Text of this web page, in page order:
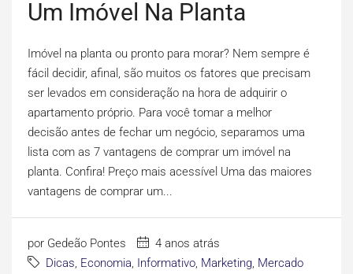
Um Imóvel Na Planta
Imóvel na planta ou pronto para morar? Nem sempre é
fácil decidir, afinal, são muitos os fatores que precisam
ser levados em consideração na hora de adquirir o
apartamento próprio. Para você tomar a melhor
decisão antes de fechar um negócio, separamos uma
lista com as 7 vantagens de comprar um imóvel na
planta. Confira! Preço mais acessível Uma das maiores
vantagens de comprar um...
por Gedeão Pontes
4 anos atrás
Dicas, Economia, Informativo, Marketing, Mercado